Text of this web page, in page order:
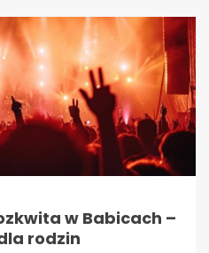
w Babicach –
rodzin